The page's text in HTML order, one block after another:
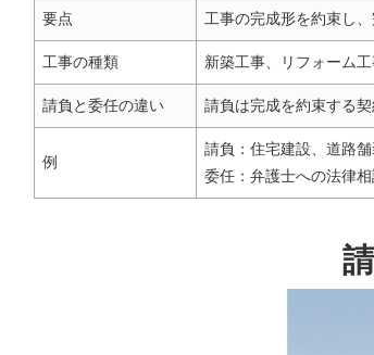
要点 工事の完成形を約束し
工事の種類 新築工事、リフォーム
請負と委任の違い 請負は完成を約束する
例
請負：住宅建設、道路舗
委任：弁護士への法律相